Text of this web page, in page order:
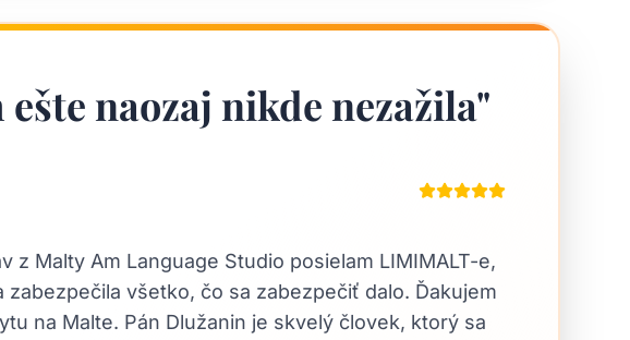
naozaj nikde nezažila"
z Malty Am Language Studio posielam LIMIMALT-e,
všetko, čo sa zabezpečiť dalo. Ďakujem
na Malte. Pán Dlužanin je skvelý človek, ktorý sa